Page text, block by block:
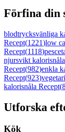
Förfina din
blodtrycksvänliga
Recept(1221)low
Recept(1118)
njursvikt
Recept(982)enkla
Recept(923)
kalorisnåla Recept(
Utforska
Kök